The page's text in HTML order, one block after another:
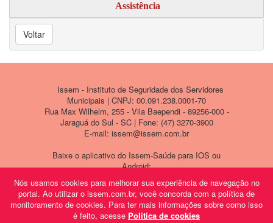
Nós usamos cookies para melhorar sua experiência de navegação no
portal. Ao utilizar o issem.com.br, você concorda com a política de
monitoramento de cookies. Para ter mais informações sobre como isso
é feito, acesse Política de cookies
Assistência
Voltar
Issem - Instituto de Seguridade dos Servidores
Municipais | CNPJ: 00.091.238.0001-70
Rua Max Wilhelm, 255 - Vila Baependi - 89256-000 -
Jaraguá do Sul - SC | Fone: (47) 3270-3900
E-mail: issem@issem.com.br
Baixe o aplicativo do Issem-Saúde para IOS ou
Android: